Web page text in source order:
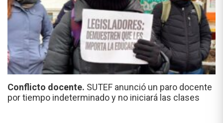
Conflicto docente. SUTEF anunció un paro docente
por tiempo indeterminado y no iniciará las clases